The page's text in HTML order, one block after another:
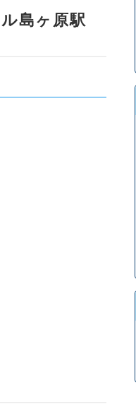
島ヶ原駅